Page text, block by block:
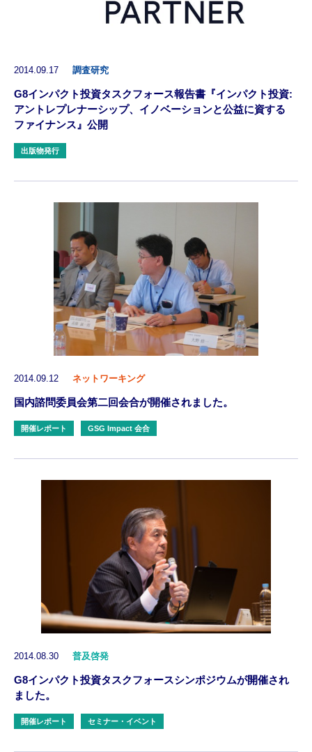
2014.09.17 調査研究
G8インパクト投資タスクフォース報告書『インパクト投資:
アントレプレナーシップ、イノベーションと公益に資する
ファイナンス』公開
出版物発行
2014.09.12 ネットワーキング
国内諮問委員会第二回会合が開催されました。
開催レポート GSG Impact 会合
2014.08.30 普及啓発
G8インパクト投資タスクフォースシンポジウムが開催され
ました。
開催レポート セミナー・イベント